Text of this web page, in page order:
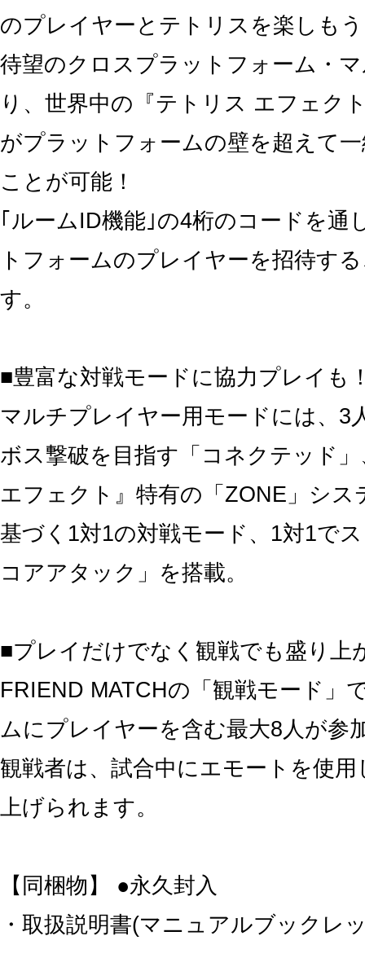
のプレイヤーとテトリスを楽しも
待望のクロスプラットフォーム・
り、世界中の『テトリス エフェク
がプラットフォームの壁を超えて
ことが可能！
｢ルームID機能｣の4桁のコードを通
トフォームのプレイヤーを招待す
す。
■豊富な対戦モードに協力プレイも
マルチプレイヤー用モードには、3
ボス撃破を目指す「コネクテッド
エフェクト』特有の「ZONE」シス
基づく1対1の対戦モード、1対1で
コアアタック」を搭載。
■プレイだけでなく観戦でも盛り上
FRIEND MATCHの「観戦モード」
ムにプレイヤーを含む最大8人が参
観戦者は、試合中にエモートを使
上げられます。
【同梱物】 ●永久封入
・取扱説明書(マニュアルブックレ